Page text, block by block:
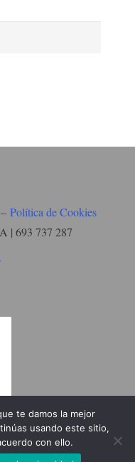
– Política de Cookies
| 693 737 287
te damos la mejor
usando este sitio,
con ello.